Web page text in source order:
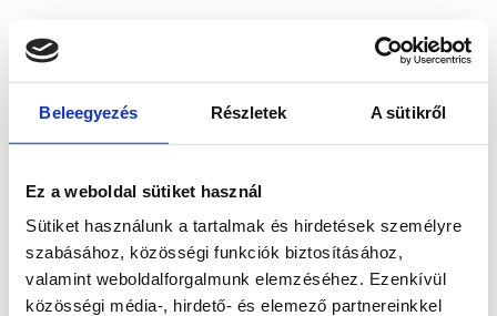
Beleegyezés Részletek A sütikről
Ez a weboldal sütiket használ
Sütiket használunk a tartalmak és hirdetések személyre
szabásához, közösségi funkciók biztosításához,
valamint weboldalforgalmunk elemzéséhez. Ezenkívül
közösségi média-, hirdető- és elemező partnereinkkel